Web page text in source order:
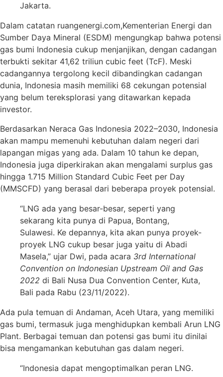
Jakarta.
Dalam catatan ruangenergi.com,Kementerian Energi dan
Sumber Daya Mineral (ESDM) mengungkap bahwa potensi
gas bumi Indonesia cukup menjanjikan, dengan cadangan
terbukti sekitar 41,62 triliun cubic feet (TcF). Meski
cadangannya tergolong kecil dibandingkan cadangan
dunia, Indonesia masih memiliki 68 cekungan potensial
yang belum tereksplorasi yang ditawarkan kepada
investor.
Berdasarkan Neraca Gas Indonesia 2022–2030, Indonesia
akan mampu memenuhi kebutuhan dalam negeri dari
lapangan migas yang ada. Dalam 10 tahun ke depan,
Indonesia juga diperkirakan akan mengalami surplus gas
hingga 1.715 Million Standard Cubic Feet per Day
(MMSCFD) yang berasal dari beberapa proyek potensial.
“LNG ada yang besar-besar, seperti yang
sekarang kita punya di Papua, Bontang,
Sulawesi. Ke depannya, kita akan punya proyek-
proyek LNG cukup besar juga yaitu di Abadi
Masela,” ujar Dwi, pada acara 3rd International
Convention on Indonesian Upstream Oil and Gas
2022 di Bali Nusa Dua Convention Center, Kuta,
Bali pada Rabu (23/11/2022).
Ada pula temuan di Andaman, Aceh Utara, yang memiliki
gas bumi, termasuk juga menghidupkan kembali Arun LNG
Plant. Berbagai temuan dan potensi gas bumi itu dinilai
bisa mengamankan kebutuhan gas dalam negeri.
“Indonesia dapat mengoptimalkan peran LNG.